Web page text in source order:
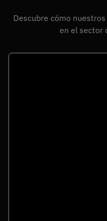
Descubre cómo
en el sector